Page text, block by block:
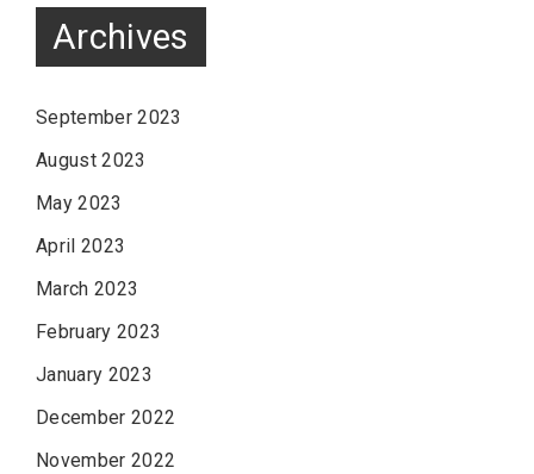
Archives
September 2023
August 2023
May 2023
April 2023
March 2023
February 2023
January 2023
December 2022
November 2022